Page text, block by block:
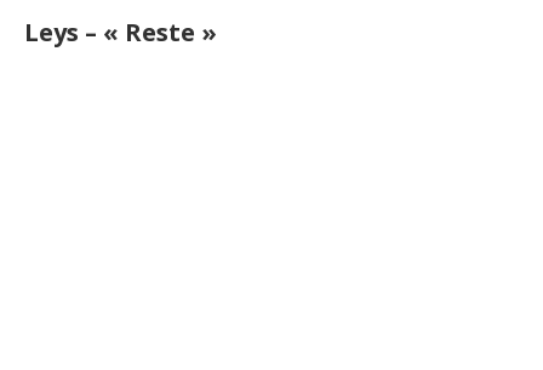
Leys – « Reste »